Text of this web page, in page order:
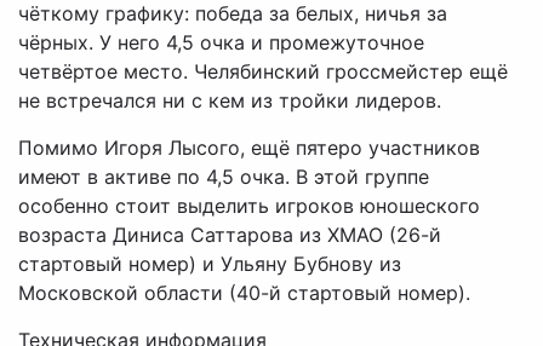
чёткому графику: победа за белых, ничья за
чёрных. У него 4,5 очка и промежуточное
четвёртое место. Челябинский гроссмейстер ещё
не встречался ни с кем из тройки лидеров.
Помимо Игоря Лысого, ещё пятеро участников
имеют в активе по 4,5 очка. В этой группе
особенно стоит выделить игроков юношеского
возраста Диниса Саттарова из ХМАО (26-й
стартовый номер) и Ульяну Бубнову из
Московской области (40-й стартовый номер).
Техническая информация